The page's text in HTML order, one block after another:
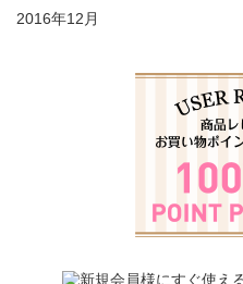
2016年12月